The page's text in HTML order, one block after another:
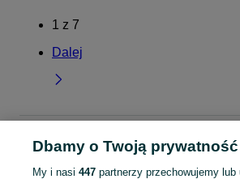
1 z 7
Dalej
Słupca
Dbamy o Twoją prywatność
My i nasi 447partnerzy przechowujemy lub